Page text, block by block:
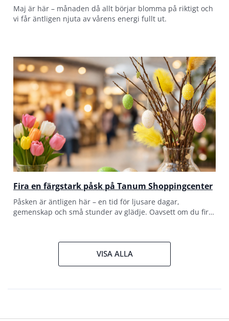
Maj är här – månaden då allt börjar blomma på riktigt och
vi får äntligen njuta av vårens energi fullt ut.
Fira en färgstark påsk på Tanum Shoppingcenter
Påsken är äntligen här – en tid för ljusare dagar,
gemenskap och små stunder av glädje. Oavsett om du firar
VISA ALLA